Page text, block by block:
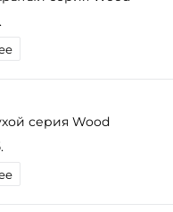
серия Wood